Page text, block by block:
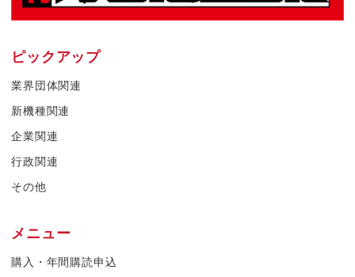
ピックアップ
業界団体関連
新機種関連
企業関連
行政関連
その他
メニュー
購入・年間購読申込